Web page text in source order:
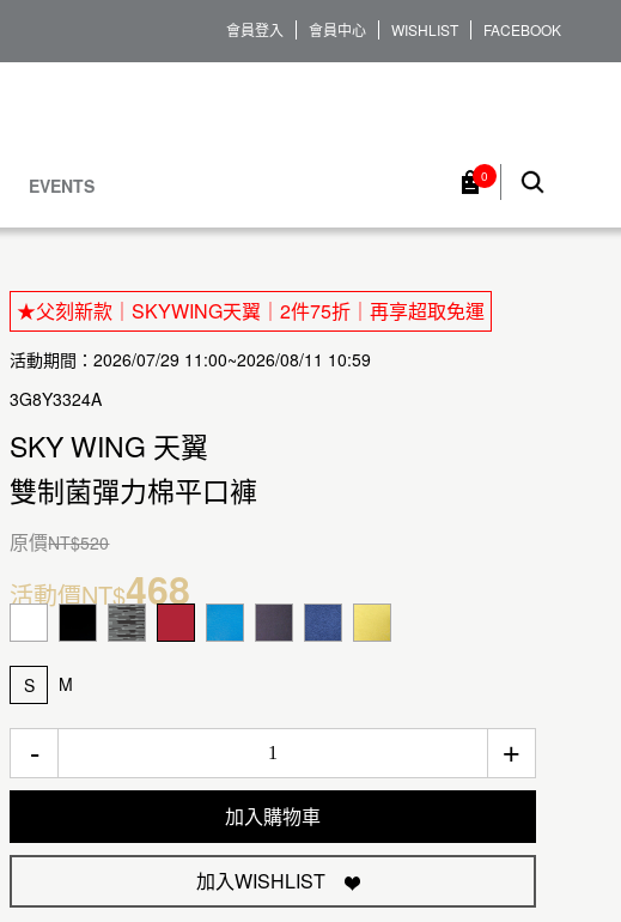
會員登入 會員中心 WISHLIST FACEBOOK
EVENTS 0
★父刻新款｜SKYWING天翼｜2件75折｜再享超取免運
活動期間：2026/07/29 11:00~2026/08/11 10:59
3G8Y3324A
SKY WING 天翼
雙制菌彈力棉平口褲
原價NT$520
活動價NT$468
S M
- +
加入購物車
加入WISHLIST